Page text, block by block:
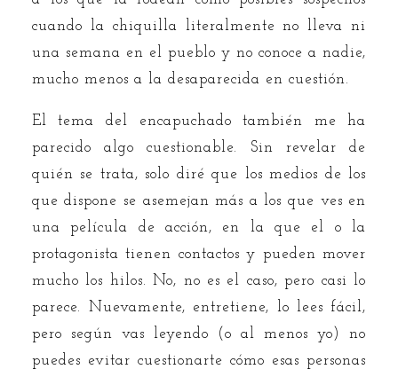
cuando la chiquilla literalmente no lleva ni
una semana en el pueblo y no conoce a nadie,
mucho menos a la desaparecida en cuestión.
El tema del encapuchado también me ha
parecido algo cuestionable. Sin revelar de
quién se trata, solo diré que los medios de los
que dispone se asemejan más a los que ves en
una película de acción, en la que el o la
protagonista tienen contactos y pueden mover
mucho los hilos. No, no es el caso, pero casi lo
parece. Nuevamente, entretiene, lo lees fácil,
pero según vas leyendo (o al menos yo) no
puedes evitar cuestionarte cómo esas personas